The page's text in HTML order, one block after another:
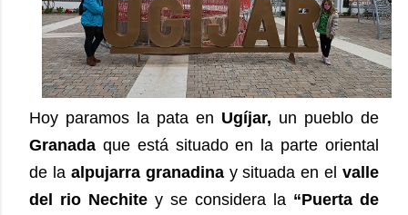
Hoy paramos la pata en Ugíjar, un pueblo de
Granada que está situado en la parte oriental
de la alpujarra granadinay situada en el valle
del rio Nechite y se considera la “Puerta de